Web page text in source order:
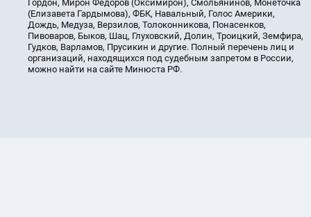
Гордон, Мирон Фёдоров (Оксимирон), Смольянинов, Монеточка
(Елизавета Гардымова), ФБК, Навальный, Голос Америки,
Дождь, Медуза, Верзилов, Толоконникова, Понасенков,
Пивоваров, Быков, Шац, Глуховский, Долин, Троицкий, Земфира,
Гудков, Варламов, Прусикин и другие. Полный перечень лиц и
организаций, находящихся под судебным запретом в России,
можно найти на сайте Минюста РФ.